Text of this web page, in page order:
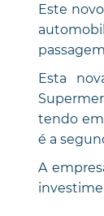
Este
Esta
tendo
é a
A